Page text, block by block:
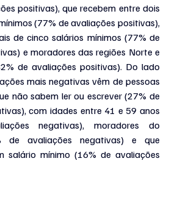
positivas), que recebem entre dois
(77% de avaliações positivas),
de cinco salários mínimos (77% de
e moradores das regiões Norte e
de avaliações positivas). Do lado
mais negativas vêm de pessoas
não sabem ler ou escrever (27% de
com idades entre 41 e 59 anos
negativas), moradores do
de avaliações negativas) e que
salário mínimo (16% de avaliações